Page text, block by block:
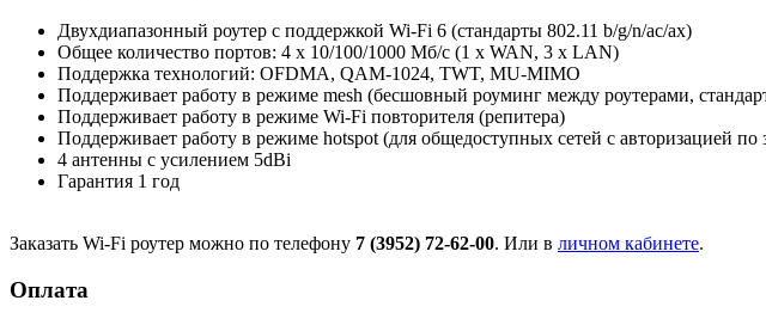
Двухдиапазонный роутер с поддержкой Wi-Fi 6 (стандарты 802.11 b/g/n/ac/ax)
Общее количество портов: 4 х 10/100/1000 Мб/с (1 x WAN, 3 x LAN)
Поддержка технологий: OFDMA, QAM-1024, TWT, MU-MIMO
Поддерживает работу в режиме mesh (бесшовный роуминг между роутерами,
Поддерживает работу в режиме Wi-Fi повторителя (репитера)
Поддерживает работу в режиме hotspot (для общедоступных сетей с авторизацией по
4 антенны с усилением 5dBi
Гарантия 1 год
Заказать Wi-Fi роутер можно по телефону 7 (3952) 72-62-00. Или в личном кабинете.
Оплата